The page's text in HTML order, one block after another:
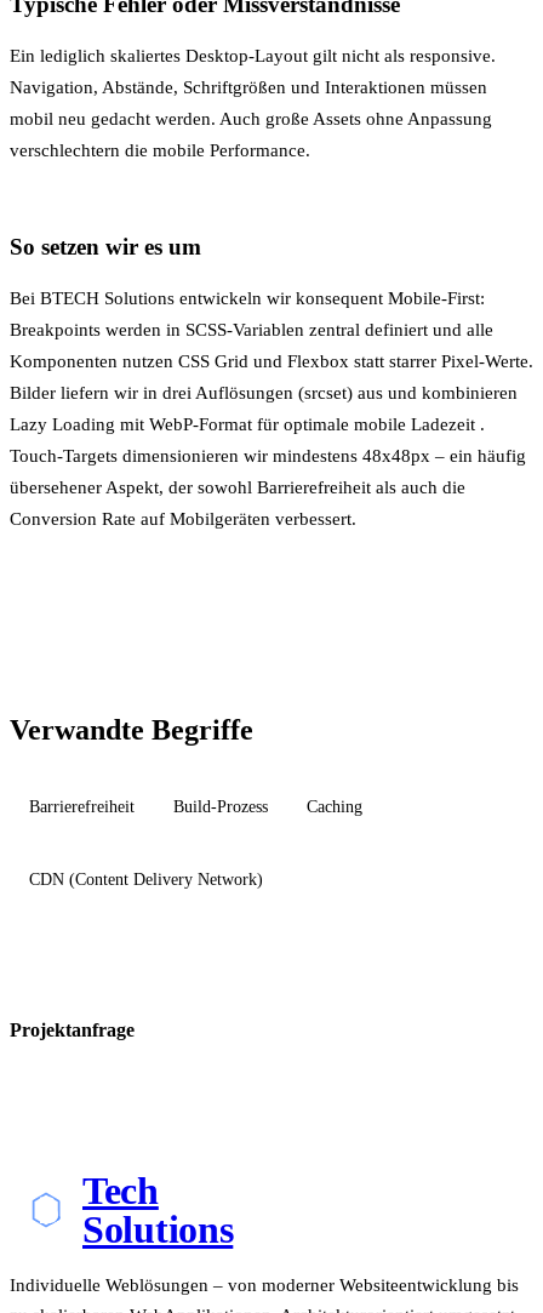
Ein lediglich skaliertes Desktop-Layout gilt nicht als responsive.
Navigation, Abstände, Schriftgrößen und Interaktionen müssen
mobil neu gedacht werden. Auch große Assets ohne Anpassung
verschlechtern die mobile Performance.
So setzen wir es um
Bei BTECH Solutions entwickeln wir konsequent Mobile-First:
Breakpoints werden in SCSS-Variablen zentral definiert und alle
Komponenten nutzen CSS Grid und Flexbox statt starrer Pixel-Werte.
Bilder liefern wir in drei Auflösungen (srcset) aus und kombinieren
Lazy Loading mit WebP-Format für optimale mobile Ladezeit .
Touch-Targets dimensionieren wir mindestens 48x48px – ein häufig
übersehener Aspekt, der sowohl Barrierefreiheit als auch die
Conversion Rate auf Mobilgeräten verbessert.
Verwandte Begriffe
Barrierefreiheit Build-Prozess Caching
CDN (Content Delivery Network)
Projektanfrage
Tech
Solutions
Individuelle Weblösungen – von moderner Websiteentwicklung bis